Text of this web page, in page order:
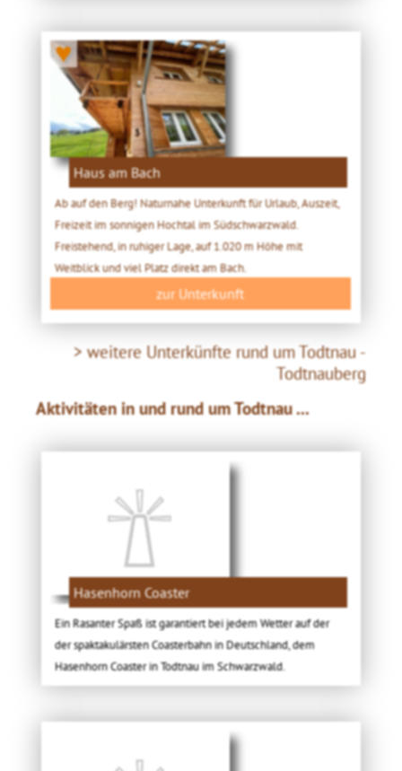
♥
Haus am Bach
Ab auf den Berg! Naturnahe Unterkunft für Urlaub, Auszeit,
Freizeit im sonnigen Hochtal im Südschwarzwald.
Freistehend, in ruhiger Lage, auf 1.020 m Höhe mit
Weitblick und viel Platz direkt am Bach.
zur Unterkunft
> weitere Unterkünfte rund um Todtnau -
Todtnauberg
Aktivitäten in und rund um Todtnau ...
Hasenhorn Coaster
Ein Rasanter Spaß ist garantiert bei jedem Wetter auf der
der spaktakulärsten Coasterbahn in Deutschland, dem
Hasenhorn Coaster in Todtnau im Schwarzwald.